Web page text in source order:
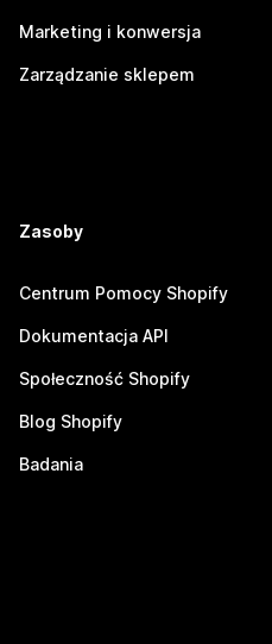
Marketing i konwersja
Zarządzanie sklepem
Zasoby
Centrum Pomocy Shopify
Dokumentacja API
Społeczność Shopify
Blog Shopify
Badania